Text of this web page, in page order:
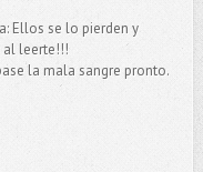
Ellos se lo pierden y
al leerte!!!
la mala sangre pronto.